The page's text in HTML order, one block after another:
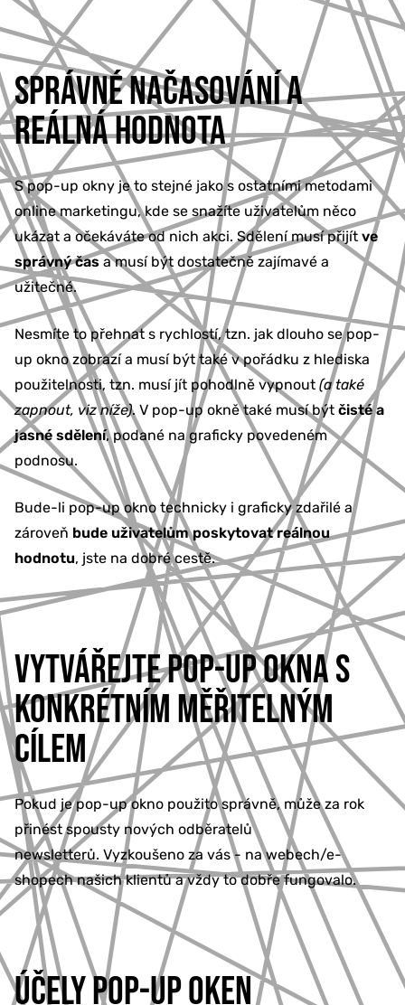
SPRÁVNÉ NAČASOVÁNÍ A
REÁLNÁ HODNOTA
S pop-up okny je to stejné jako s ostatními metodami
online marketingu, kde se snažíte uživatelům něco
ukázat a očekáváte od nich akci. Sdělení musí přijít ve
správný čas a musí být dostatečně zajímavé a
užitečné.
Nesmíte to přehnat s rychlostí, tzn. jak dlouho se pop-
up okno zobrazí a musí být také v pořádku z hlediska
použitelnosti, tzn. musí jít pohodlně vypnout (a také
zapnout, viz níže). V pop-up okně také musí být čisté a
jasné sdělení, podané na graficky povedeném
podnosu.
Bude-li pop-up okno technicky i graficky zdařilé a
zároveň bude uživatelům poskytovat reálnou
hodnotu, jste na dobré cestě.
VYTVÁŘEJTE POP-UP OKNA S
KONKRÉTNÍM MĚŘITELNÝM
CÍLEM
Pokud je pop-up okno použito správně, může za rok
přinést spousty nových odběratelů
newsletterů. Vyzkoušeno za vás - na webech/e-
shopech našich klientů a vždy to dobře fungovalo.
ÚČELY POP-UP OKEN